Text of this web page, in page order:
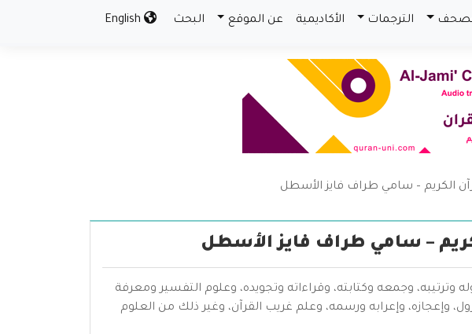
الترجمات الأكاديمية عن الموقع البحث
الكريم – سامي طراف فايز الأسطل
– سامي طراف فايز الأسطل
وترتيبه، وجمعه وكتابته، وقراءاته وتجويده، وعلوم التفسير ومعرفة
وإعجازه، وإعرابه ورسمه، وعلم غريب القرآن، وغير ذلك من العلوم